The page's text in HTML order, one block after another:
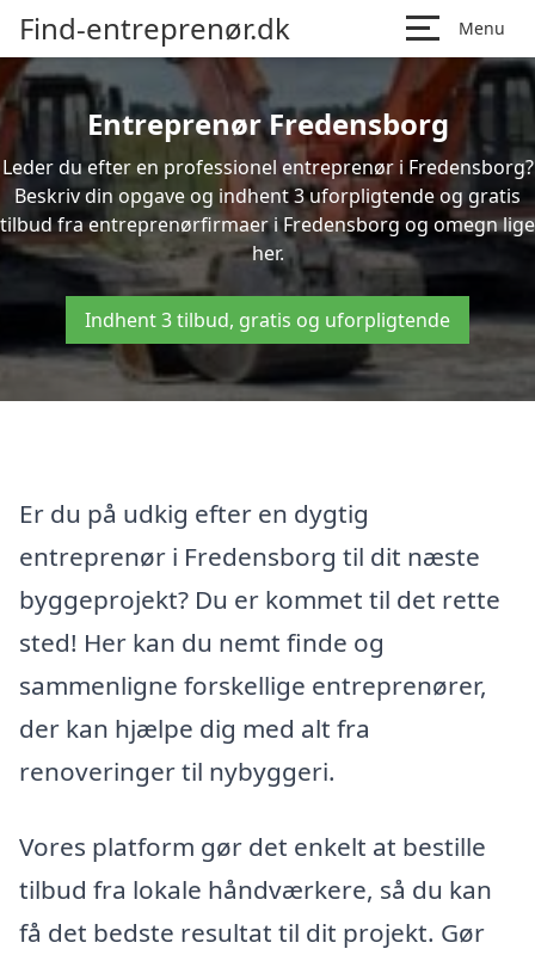
Find-entreprenør.dk Menu
Entreprenør Fredensborg
Leder du efter en professionel entreprenør i Fredensborg?
Beskriv din opgave og indhent 3 uforpligtende og gratis
tilbud fra entreprenørfirmaer i Fredensborg og omegn lige
her.
Indhent 3 tilbud, gratis og uforpligtende
Er du på udkig efter en dygtig
entreprenør i Fredensborg til dit næste
byggeprojekt? Du er kommet til det rette
sted! Her kan du nemt finde og
sammenligne forskellige entreprenører,
der kan hjælpe dig med alt fra
renoveringer til nybyggeri.
Vores platform gør det enkelt at bestille
tilbud fra lokale håndværkere, så du kan
få det bedste resultat til dit projekt. Gør